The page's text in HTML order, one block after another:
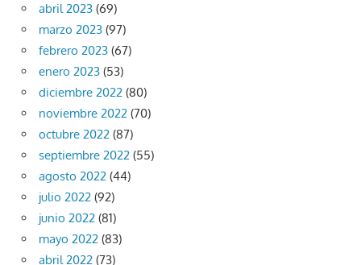
abril 2023 (69)
marzo 2023 (97)
febrero 2023 (67)
enero 2023 (53)
diciembre 2022 (80)
noviembre 2022 (70)
octubre 2022 (87)
septiembre 2022 (55)
agosto 2022 (44)
julio 2022 (92)
junio 2022 (81)
mayo 2022 (83)
abril 2022 (73)